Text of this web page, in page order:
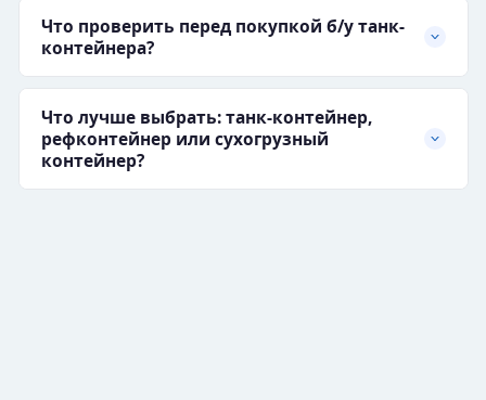
Что проверить перед покупкой б/у танк-
контейнера?
Что лучше выбрать: танк-контейнер,
рефконтейнер или сухогрузный
контейнер?